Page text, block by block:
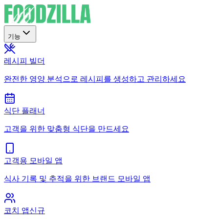
기능
레시피 빌더
완전한 영양 분석으로 레시피를 생성하고 관리하세요
식단 플래너
고객을 위한 맞춤형 식단을 만드세요
고객용 모바일 앱
식사 기록 및 추적을 위한 브랜드 모바일 앱
코치 앱신규